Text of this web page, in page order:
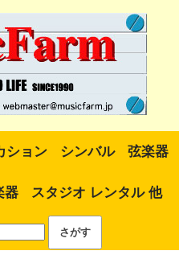
ション シンバル 弦楽器
器 スタジオ レンタル 他